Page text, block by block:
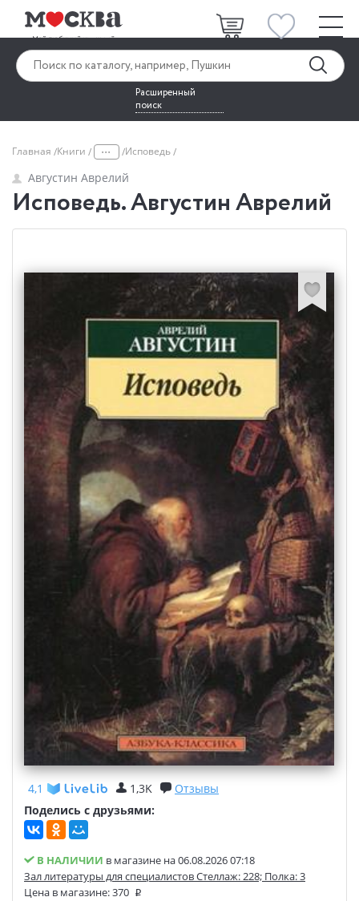
Расширенный
поиск
Главная Книги ... Исповедь
Августин Аврелий
Исповедь. Августин Аврелий
4,1 1,3K
Отзывы
Поделись с друзьями:
В НАЛИЧИИ в магазине на 06.08.2026 07:18
Зал литературы для специалистов Стеллаж: 228; Полка: 3
Цена в магазине:370